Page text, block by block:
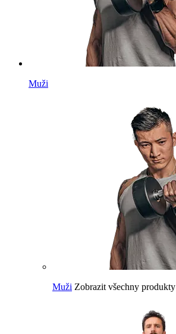
Muži
Muži Zobrazit všechny produkty